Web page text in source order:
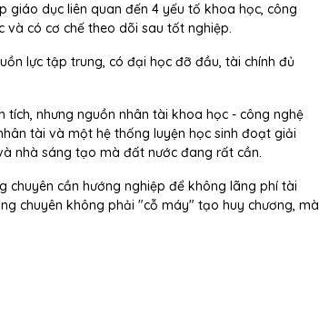
giáo dục liên quan đến 4 yếu tố khoa học, công
và có cơ chế theo dõi sau tốt nghiệp.
lực tập trung, có đại học đỡ đầu, tài chính đủ
nhưng nguồn nhân tài khoa học - công nghệ
tài và một hệ thống luyện học sinh đoạt giải
nhà sáng tạo mà đất nước đang rất cần.
chuyên cần hướng nghiệp để không lãng phí tài
chuyên không phải "cỗ máy" tạo huy chương, mà